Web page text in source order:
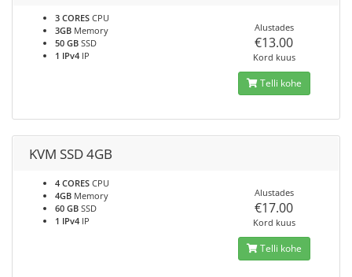
3 CORES CPU
3GB Memory
50 GB SSD
1 IPv4 IP
Alustades
€13.00
Kord kuus
Telli kohe
KVM SSD 4GB
4 CORES CPU
4GB Memory
60 GB SSD
1 IPv4 IP
Alustades
€17.00
Kord kuus
Telli kohe